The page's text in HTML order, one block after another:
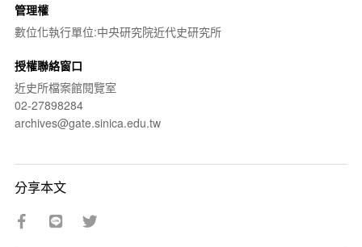
管理權
數位化執行單位:中央研究院近代史研究所
授權聯絡窗口
近史所檔案館閱覽室
02-27898284
archives@gate.sinica.edu.tw
分享本文